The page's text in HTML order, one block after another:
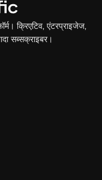
क्रिएटिव, एंटरप्राइजेज,
सब्सक्राइबर।